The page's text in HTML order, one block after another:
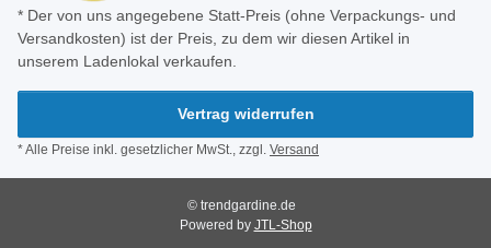
* Der von uns angegebene Statt-Preis (ohne Verpackungs- und
Versandkosten) ist der Preis, zu dem wir diesen Artikel in
unserem Ladenlokal verkaufen.
Vertrag widerrufen
* Alle Preise inkl. gesetzlicher MwSt., zzgl. Versand
© trendgardine.de
Powered by JTL-Shop